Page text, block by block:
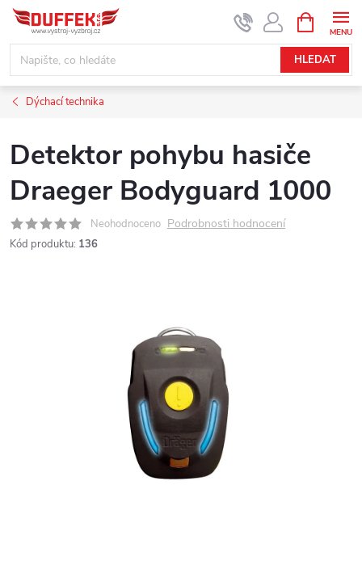
Přejít
obsah
HLEDAT
NÁKUPNÍ
KOŠÍK
Dýchací technika
Detektor pohybu hasiče
Draeger Bodyguard 1000
Neohodnoceno Podrobnosti hodnocení
Kód produktu: 136